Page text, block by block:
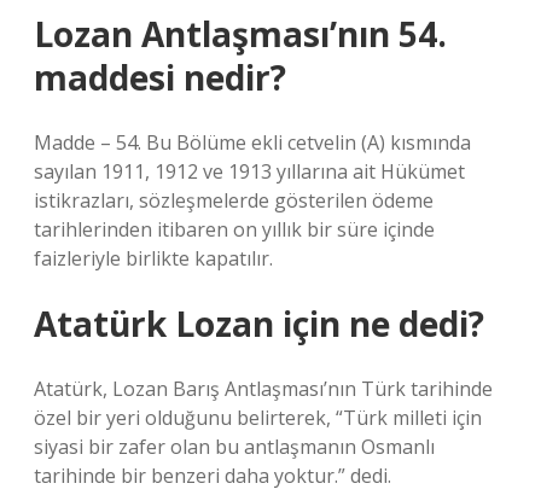
Lozan Antlaşması’nın 54.
maddesi nedir?
Madde – 54. Bu Bölüme ekli cetvelin (A) kısmında
sayılan 1911, 1912 ve 1913 yıllarına ait Hükümet
istikrazları, sözleşmelerde gösterilen ödeme
tarihlerinden itibaren on yıllık bir süre içinde
faizleriyle birlikte kapatılır.
Atatürk Lozan için ne dedi?
Atatürk, Lozan Barış Antlaşması’nın Türk tarihinde
özel bir yeri olduğunu belirterek, “Türk milleti için
siyasi bir zafer olan bu antlaşmanın Osmanlı
tarihinde bir benzeri daha yoktur.” dedi.